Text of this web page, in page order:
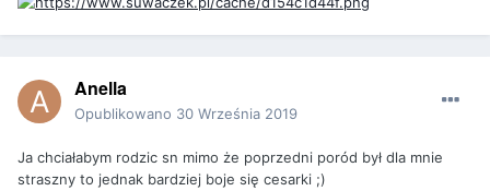
Anella
Opublikowano 30 Września 2019
Ja chciałabym rodzic sn mimo że poprzedni poród był dla mnie
straszny to jednak bardziej boje się cesarki ;)